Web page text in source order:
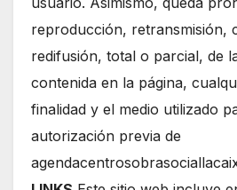
reproducción, retransmisión,
redifusión, total o parcial, de
contenida en la página,
finalidad y el medio utilizado
autorización previa de